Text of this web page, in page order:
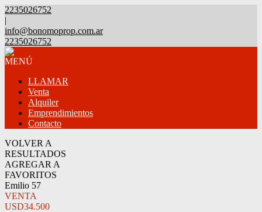
2235026752
|
info@bonomoprop.com.ar
2235026752
MENÚ
LLAMAR
Venta
Alquiler
Emprendimientos
Contacto
VOLVER A
RESULTADOS
AGREGAR A
FAVORITOS
Emilio 57
VENTA
USD34.500